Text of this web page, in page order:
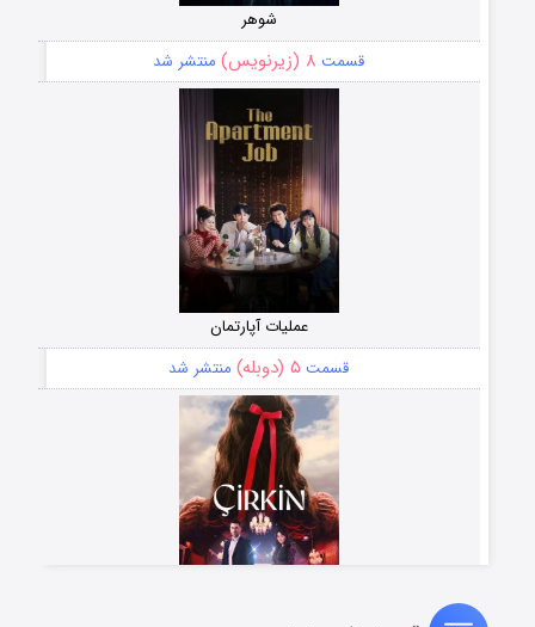
شوهر
قسمت ۸ (زیرنویس) منتشر شد
عملیات آپارتمان
قسمت ۵ (دوبله) منتشر شد